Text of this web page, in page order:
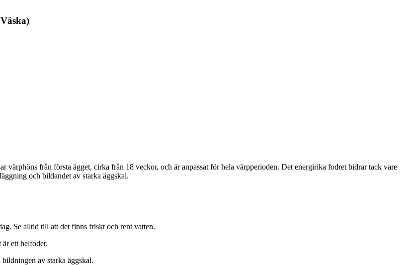
värphöns från första ägget, cirka från 18 veckor, och är anpassat för hela värpperioden. Det energirika fodret bidrar tack vare
och bildandet av starka äggskal.
Se alltid till att det finns friskt och rent vatten.
ett helfoder.
av starka äggskal.